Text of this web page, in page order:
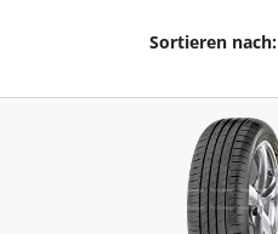
Sortieren nach: